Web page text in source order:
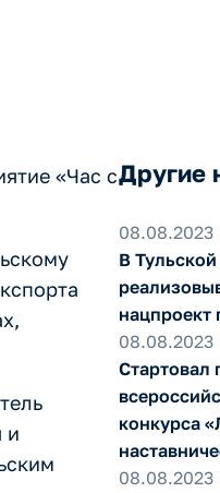
«Час с
и
Другие
08.08.2023
В
нацпроект
08.08.2023
Стартовал
конкурса
08.08.2023